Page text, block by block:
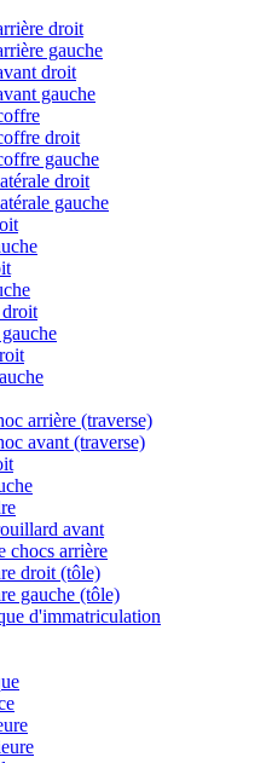
droit
gauche
droit
gauche
droit
gauche
droit
gauche
arrière (traverse)
avant (traverse)
avant
chocs arrière
droit (tôle)
gauche (tôle)
d'immatriculation